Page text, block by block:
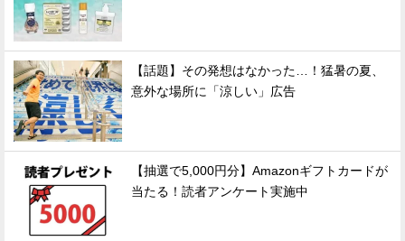
【話題】その発想はなかった…！猛暑の夏、
意外な場所に「涼しい」広告
【抽選で5,000円分】Amazonギフトカードが
当たる！読者アンケート実施中